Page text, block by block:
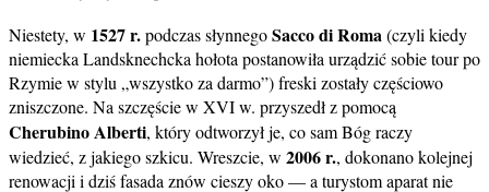
Niestety, w 1527 r.podczas słynnegoSacco di Roma(czyli kiedy
niemiecka Landsknechcka hołota postanowiła urządzić sobie tour po
Rzymie w stylu „wszystko za darmo”) freski zostały częściowo
zniszczone. Na szczęście w XVI w. przyszedł z pomocą
Cherubino Alberti, który odtworzył je, co sam Bóg raczy
wiedzieć, z jakiego szkicu. Wreszcie, w 2006 r., dokonano kolejnej
renowacji i dziś fasada znów cieszy oko — a turystom aparat nie